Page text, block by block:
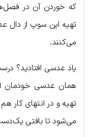
که خوردن آن در
تهیه این سوپ از دال
می‌کنند.
یاد عدسی افتادید؟
همان عدسی خودمان
تهیه و در انتهای کار
می‌شود تا بافتی